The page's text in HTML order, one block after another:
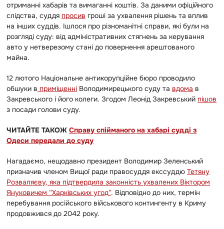
отриманні хабарів та вимаганні коштів. За даними офіційного
слідства, суддя просив гроші за ухвалення рішень та вплив
на інших суддів. Ішлося про різноманітні справи, які були на
розгляді суду: від адміністративних стягнень за керування
авто у нетверезому стані до повернення арештованого
майна.
12 лютого Національне антикорупційне бюро проводило
обшуки в приміщенні Володимирецького суду та вдома в
Закревського і його колеги. Згодом Леонід Закревський пішов
з посади голови суду.
ЧИТАЙТЕ ТАКОЖ Справу спійманого на хабарі судді з
Одеси передали до суду
Нагадаємо, нещодавно президент Володимир Зеленський
призначив членом Вищої ради правосуддя екссуддю Тетяну
Розваляєву, яка підтвердила законність ухвалених Віктором
Януковичем “Харківських угод”. Відповідно до них, термін
перебування російського військового контингенту в Криму
продовжився до 2042 року.